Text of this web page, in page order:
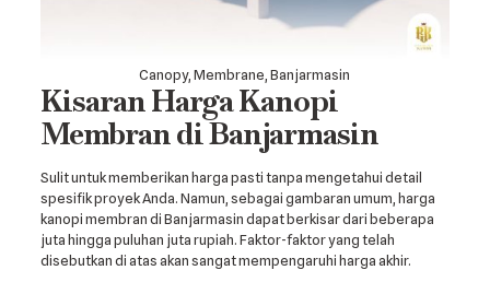
Canopy, Membrane, Banjarmasin
Kisaran Harga Kanopi
Membran di Banjarmasin
Sulit untuk memberikan harga pasti tanpa mengetahui detail
spesifik proyek Anda. Namun, sebagai gambaran umum, harga
kanopi membran di Banjarmasin dapat berkisar dari beberapa
juta hingga puluhan juta rupiah. Faktor-faktor yang telah
disebutkan di atas akan sangat mempengaruhi harga akhir.